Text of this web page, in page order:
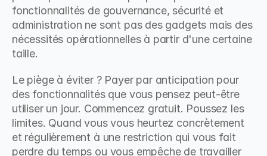
fonctionnalités de gouvernance, sécurité et
administration ne sont pas des gadgets mais des
nécessités opérationnelles à partir d'une certaine
taille.
Le piège à éviter ? Payer par anticipation pour
des fonctionnalités que vous pensez peut-être
utiliser un jour. Commencez gratuit. Poussez les
limites. Quand vous vous heurtez concrètement
et régulièrement à une restriction qui vous fait
perdre du temps ou vous empêche de travailler